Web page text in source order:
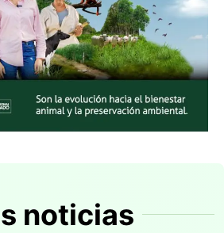
noticias